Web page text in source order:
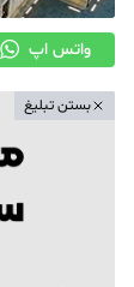
واتس اپ
بستن تبلیغ